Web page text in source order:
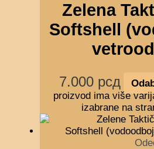
Zelena
Softshell
7.000 рсд
proizvod ima više
izabrane na